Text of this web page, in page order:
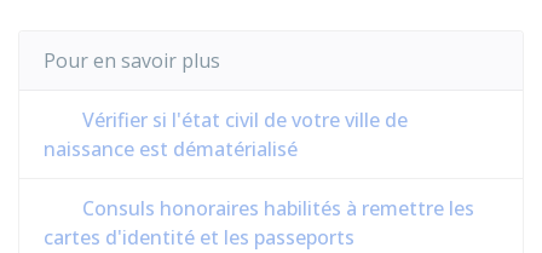
Pour en savoir plus
Vérifier si l'état civil de votre ville de
naissance est dématérialisé
Consuls honoraires habilités à remettre les
cartes d'identité et les passeports